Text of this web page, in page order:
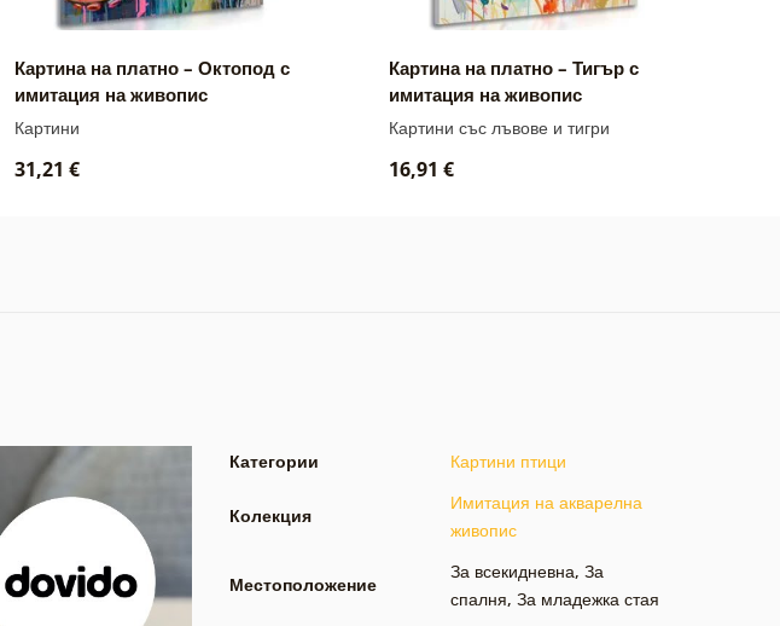
Картина на платно – Октопод с
имитация на живопис
Картини
31,21 €
Картина на платно – Тигър с
имитация на живопис
Картини със лъвове и тигри
16,91 €
Категории Картини птици
Колекция
Имитация на акварелна
живопис
Местоположение
За всекидневна, За
спалня, За младежка стая